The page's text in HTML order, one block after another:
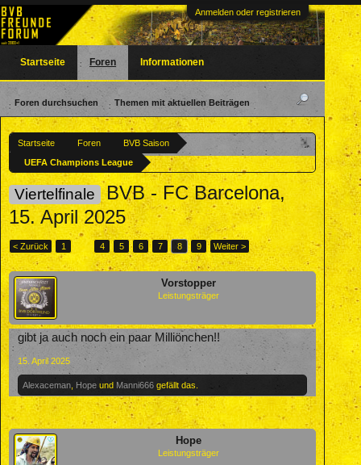
Anmelden oder registrieren
Startseite Foren
BVB Saison
UEFA Champions League
Viertelfinale BVB - FC Barcelona,
15. April 2025
< Zurück 1 ← 4 5 6 7 8 9 Weiter >
Vorstopper
Leistungsträger
gibt ja auch noch ein paar Milliönchen!!
15. April 2025
Alexaceman Hope und Manni666 gefällt das.
Hope
Leistungsträger
Startseite Foren
Foren durchsuchen Themen mit aktuellen Beiträgen
Informationen